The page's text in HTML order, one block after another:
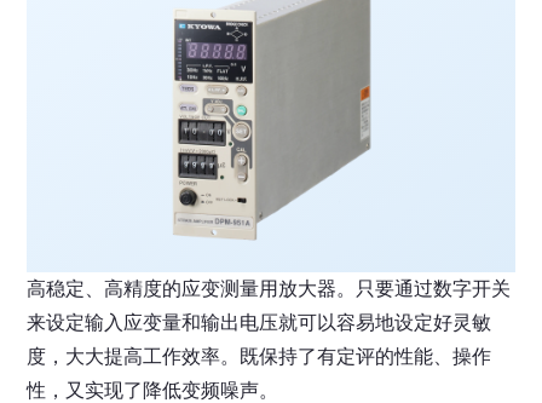
高稳定、高精度的应变测量用放大器。只要通过数字开关
来设定输入应变量和输出电压就可以容易地设定好灵敏
度，大大提高工作效率。既保持了有定评的性能、操作
性，又实现了降低变频噪声。